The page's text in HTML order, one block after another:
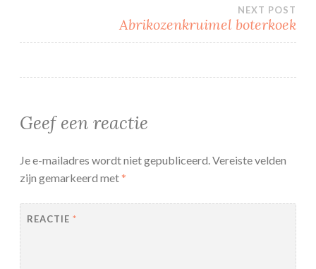
NEXT POST
Abrikozenkruimel boterkoek
Geef een reactie
Je e-mailadres wordt niet gepubliceerd. Vereiste velden
zijn gemarkeerd met*
REACTIE *